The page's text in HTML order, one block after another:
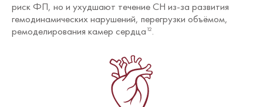
риск ФП, но и ухудшают течение СН из-за развития
гемодинамических нарушений, перегрузки объёмом,
ремоделирования камер сердца 12.